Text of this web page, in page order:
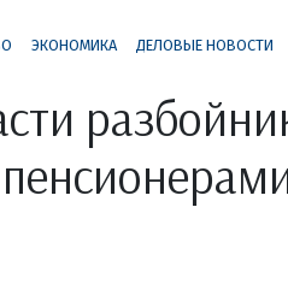
ЭКОНОМИКА ДЕЛОВЫЕ НОВОСТИ